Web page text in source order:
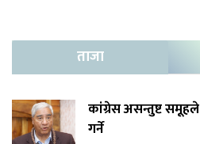
ताजा
कांग्रेस असन्तुष्ट समूहले
गर्ने